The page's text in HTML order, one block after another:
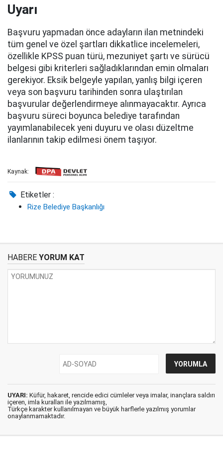
Uyarı
Başvuru yapmadan önce adayların ilan metnindeki
tüm genel ve özel şartları dikkatlice incelemeleri,
özellikle KPSS puan türü, mezuniyet şartı ve sürücü
belgesi gibi kriterleri sağladıklarından emin olmaları
gerekiyor. Eksik belgeyle yapılan, yanlış bilgi içeren
veya son başvuru tarihinden sonra ulaştırılan
başvurular değerlendirmeye alınmayacaktır. Ayrıca
başvuru süreci boyunca belediye tarafından
yayımlanabilecek yeni duyuru ve olası düzeltme
ilanlarının takip edilmesi önem taşıyor.
Kaynak:
Etiketler :
Rize Belediye Başkanlığı
HABERE YORUM KAT
UYARI: Küfür, hakaret, rencide edici cümleler veya imalar, inançlara saldırı
içeren, imla kuralları ile yazılmamış,
Türkçe karakter kullanılmayan ve büyük harflerle yazılmış yorumlar
onaylanmamaktadır.